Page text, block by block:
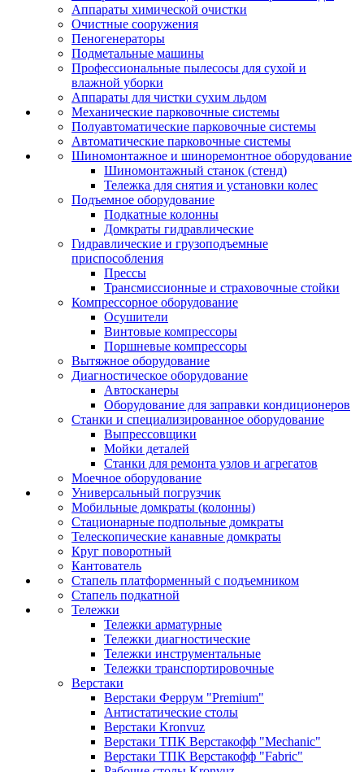
Аппараты химической очистки
Очистные сооружения
Пеногенераторы
Подметальные машины
Профессиональные пылесосы для сухой и
влажной уборки
Аппараты для чистки сухим льдом
Механические парковочные системы
Полуавтоматические парковочные системы
Автоматические парковочные системы
Шиномонтажное и шиноремонтное оборудование
Шиномонтажный станок (стенд)
Тележка для снятия и установки колес
Подъемное оборудование
Подкатные колонны
Домкраты гидравлические
Гидравлические и грузоподъемные
приспособления
Прессы
Трансмиссионные и страховочные стойки
Компрессорное оборудование
Осушители
Винтовые компрессоры
Поршневые компрессоры
Вытяжное оборудование
Диагностическое оборудование
Автосканеры
Оборудование для заправки кондиционеров
Станки и специализированное оборудование
Выпрессовщики
Мойки деталей
Станки для ремонта узлов и агрегатов
Моечное оборудование
Универсальный погрузчик
Мобильные домкраты (колонны)
Стационарные подпольные домкраты
Телескопические канавные домкраты
Круг поворотный
Кантователь
Стапель платформенный с подъемником
Стапель подкатной
Тележки
Тележки арматурные
Тележки диагностические
Тележки инструментальные
Тележки транспортировочные
Верстаки
Верстаки Феррум "Premium"
Антистатические столы
Верстаки Kronvuz
Верстаки ТПК Верстакофф "Mechanic"
Верстаки ТПК Верстакофф "Fabric"